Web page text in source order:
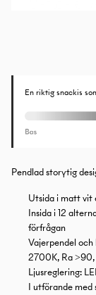
En riktig snackis
Pendlad storytig
Utsida i matt
Insida i 12
förfrågan
Vajerpendel
2700K, Ra
Ljusreglering:
I utförande med